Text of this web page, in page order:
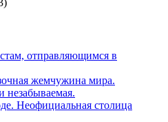
отправляющимся в
жемчужина мира.
незабываемая.
Неофициальная столица